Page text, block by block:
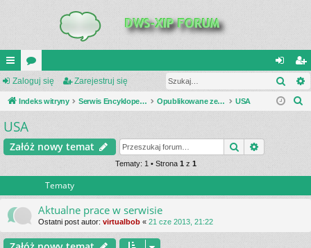
UI
C
K
_L
or
a
al
og
ar
ej
Zaloguj się Zarejestruj się
Indeks witryny Serwis Encyklopedia Uzbrojenia Opublikowane zestawienia USA
j
USA
Załóż nowy temat Szukaj
Tematy: 1 • Strona 1 z 1
Tematy
Aktualne prace w serwisie
Ostatni post autor: virtualbob « 21 cze 2013, 21:22